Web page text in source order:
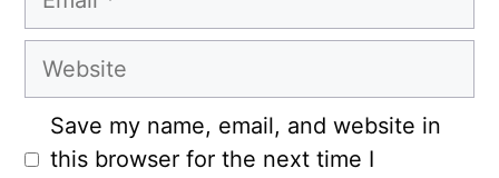
Website
Save my name, email, and website in
this browser for the next time I